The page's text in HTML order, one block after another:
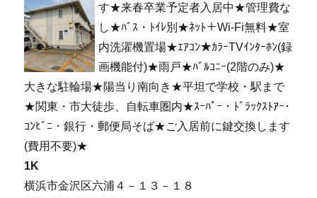
す★来春卒業予定者入居中★管理費な
し★ﾊﾞｽ・ﾄｲﾚ別★ﾈｯﾄ＋Wi-Fi無料★室
内洗濯機置場★ｴｱｺﾝ★ｶﾗｰTVｲﾝﾀｰﾎﾝ(録
画機能付)★雨戸★ﾊﾞﾙｺﾆｰ(2階のみ)★
大きな駐輪場★陽当り南向き★平坦で学校・駅まで
★関東・市大徒歩、自転車圏内★ｽｰﾊﾟｰ・ﾄﾞﾗｯｸｽﾄｱｰ･
ｺﾝﾋﾞﾆ・銀行・郵便局そば★ご入居前に鍵交換します
(費用不要)★
1K
横浜市金沢区六浦４－１３－１８